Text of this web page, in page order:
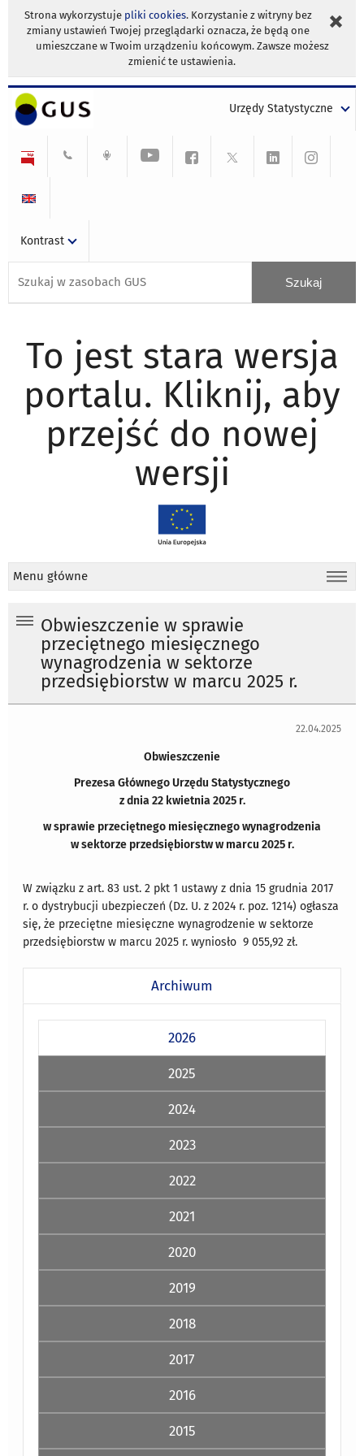
Strona wykorzystuje pliki cookies. Korzystanie z witryny bez
zmiany ustawień Twojej przeglądarki oznacza, że będą one
umieszczane w Twoim urządzeniu końcowym. Zawsze możesz
zmienić te ustawienia.
Urzędy Statystyczne
Kontrast
To jest stara wersja
portalu. Kliknij, aby
przejść do nowej
wersji
Menu główne
Obwieszczenie w sprawie
przeciętnego miesięcznego
wynagrodzenia w sektorze
przedsiębiorstw w marcu 2025 r.
22.04.2025
Obwieszczenie
Prezesa Głównego Urzędu Statystycznego
z dnia 22 kwietnia 2025 r.
w sprawie przeciętnego miesięcznego wynagrodzenia
w sektorze przedsiębiorstw w marcu 2025 r.
W związku z art. 83 ust. 2 pkt 1 ustawy z dnia 15 grudnia 2017
r. o dystrybucji ubezpieczeń (Dz. U. z 2024 r. poz. 1214) ogłasza
się, że przeciętne miesięczne wynagrodzenie w sektorze
przedsiębiorstw w marcu 2025 r. wyniosło 9 055,92 zł.
Archiwum
2026
2025
2024
2023
2022
2021
2020
2019
2018
2017
2016
2015